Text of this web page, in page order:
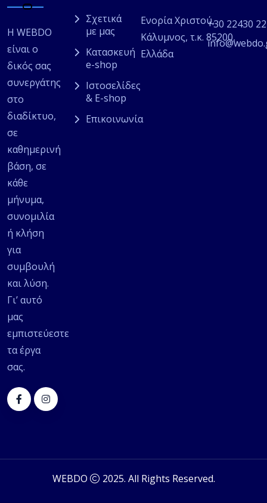
Η WEBDO
είναι ο
δικός σας
συνεργάτης
στο
διαδίκτυο,
σε
καθημερινή
βάση, σε
κάθε
μήνυμα,
συνομιλία
ή κλήση
για
συμβουλή
και λύση.
Γι’ αυτό
μας
εμπιστεύεστε
τα έργα
σας.
Σχετικά
με μας
Κατασκευή
e-shop
Ιστοσελίδες
& E-shop
Επικοινωνία
Ενορία Χριστού,
Κάλυμνος, τ.κ. 85200,
Ελλάδα
+30 22430
WEBDO 2025. All Rights Reserved.